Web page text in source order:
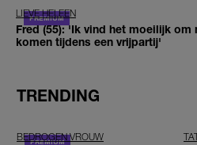
LIEVE HELEEN
Fred (55): 'Ik vind het moeilijk om
komen tijdens een vrijpartij'
TRENDING
BEDROGEN VROUW